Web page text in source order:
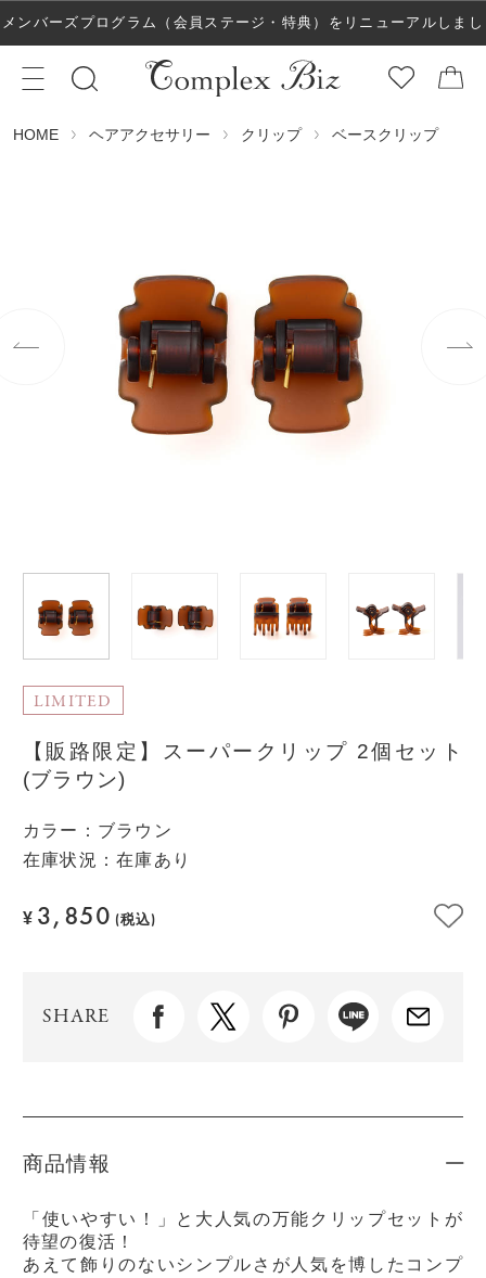
メンバーズプログラム（会員ステージ・特典）をリニューアルしまし
た！
HOME ヘアアクセサリー クリップ ベースクリップ
LIMITED
【販路限定】スーパークリップ 2個セット
(ブラウン)
カラー ： ブラウン
在庫状況：在庫あり
¥ 3,850 (税込)
SHARE
商品情報
「使いやすい！」と大人気の万能クリップセットが
待望の復活！
あえて飾りのないシンプルさが人気を博したコンプ